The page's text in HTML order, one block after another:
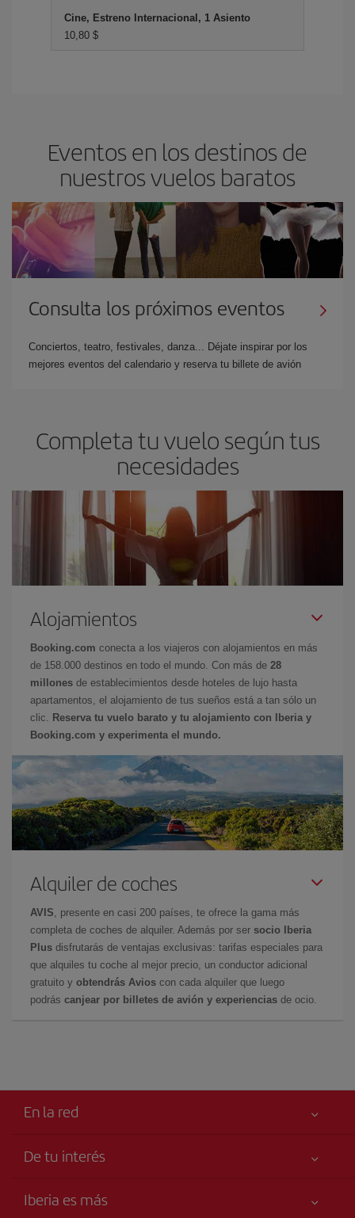
Cine, Estreno Internacional, 1 Asiento
10,80 $
Eventos en los destinos de
nuestros vuelos baratos
Consulta los próximos eventos
Conciertos, teatro, festivales, danza... Déjate inspirar por los
mejores eventos del calendario y reserva tu billete de avión
Completa tu vuelo según tus
necesidades
Alojamientos
Booking.com conecta a los viajeros con alojamientos en más
de 158.000 destinos en todo el mundo. Con más de 28
millones de establecimientos desde hoteles de lujo hasta
apartamentos, el alojamiento de tus sueños está a tan sólo un
clic.
Reserva tu vuelo barato y tu alojamiento con Iberia y
Booking.com y experimenta el mundo.
Alquiler de coches
AVIS , presente en casi 200 países, te ofrece la gama más
completa de coches de alquiler. Además por ser socio Iberia
Plus disfrutarás de ventajas exclusivas: tarifas especiales para
que alquiles tu coche al mejor precio, un conductor adicional
gratuito y obtendrás Avios con cada alquiler que luego
podrás canjear por billetes de avión y experiencias de ocio.
En la red
De tu interés
Accesibilidad
Iberia es más